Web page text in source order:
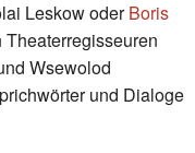
Leskow oderBoris
Wsewolod
und Dialoge